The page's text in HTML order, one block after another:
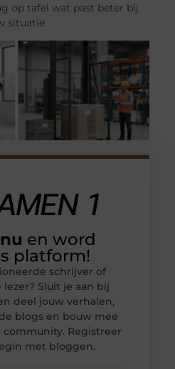
op tafel wat past beter bij
situatie
en word
platform!
schrijver of
Sluit je aan bij
deel jouw verhalen,
blogs en bouw mee
Registreer
met bloggen.